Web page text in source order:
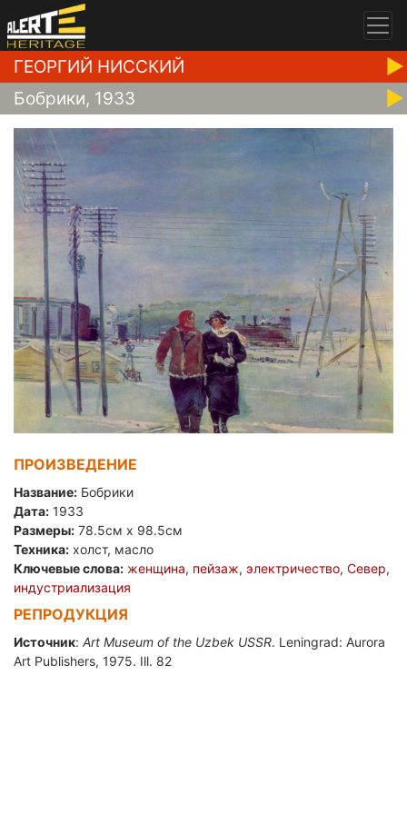
ГЕОРГИЙ НИССКИЙ
Бобрики, 1933
ПРОИЗВЕДЕНИЕ
Название: Бобрики
Дата: 1933
Размеры: 78.5см x 98.5см
Техника: холст, масло
Ключевые слова: женщина, пейзаж, электричество, Север,
индустриализация
РЕПРОДУКЦИЯ
Источник: Art Museum of the Uzbek USSR. Leningrad: Aurora
Art Publishers, 1975. Ill. 82